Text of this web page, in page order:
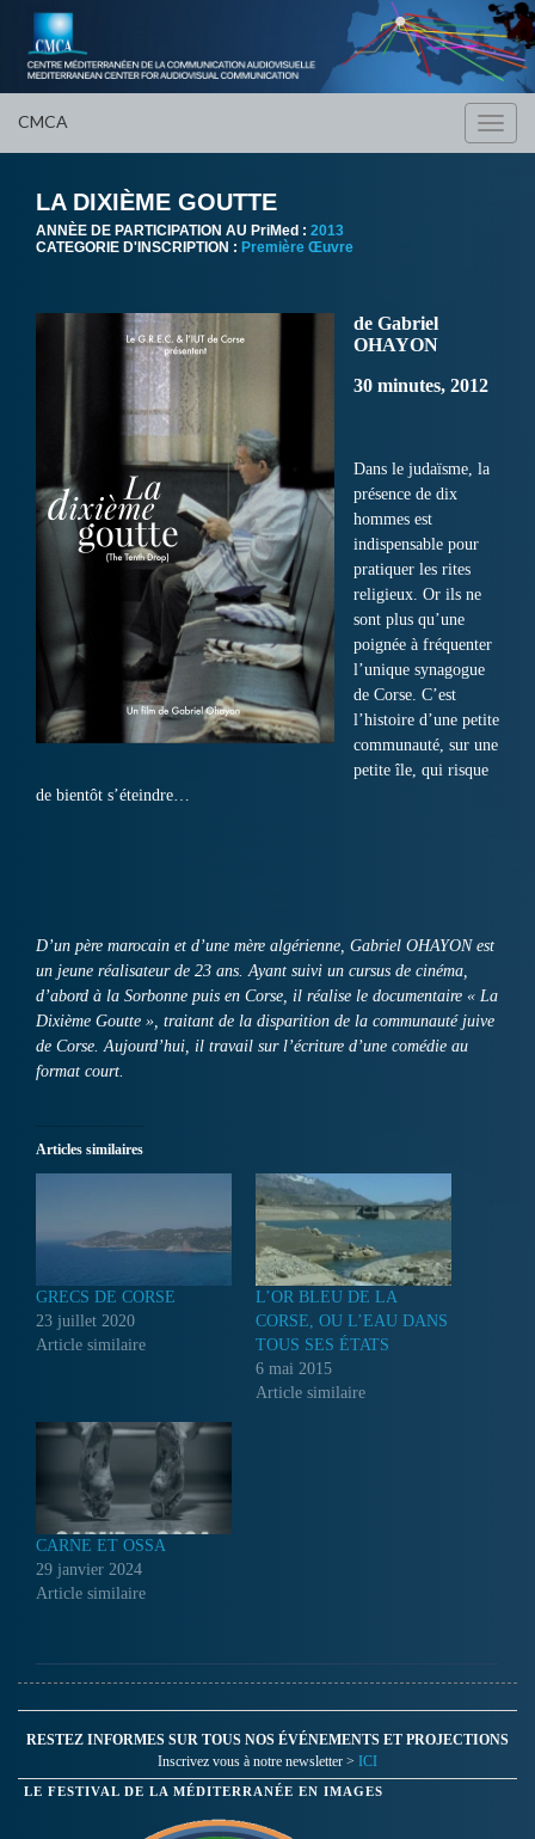
CMCA
LA DIXIÈME GOUTTE
ANNÈE DE PARTICIPATION AU PriMed : 2013
CATEGORIE D'INSCRIPTION : Première Œuvre
de Gabriel
OHAYON
30 minutes, 2012
Dans le judaïsme, la
présence de dix
hommes est
indispensable pour
pratiquer les rites
religieux. Or ils ne
sont plus qu’une
poignée à fréquenter
l’unique synagogue
de Corse. C’est
l’histoire d’une petite
communauté, sur une
petite île, qui risque
de bientôt s’éteindre…
D’un père marocain et d’une mère algérienne, Gabriel OHAYON est
un jeune réalisateur de 23 ans. Ayant suivi un cursus de cinéma,
d’abord à la Sorbonne puis en Corse, il réalise le documentaire « La
Dixième Goutte », traitant de la disparition de la communauté juive
de Corse. Aujourd’hui, il travail sur l’écriture d’une comédie au
format court.
Articles similaires
GRECS DE CORSE
23 juillet 2020
Article similaire
L’OR BLEU DE LA
CORSE, OU L’EAU DANS
TOUS SES ÉTATS
6 mai 2015
Article similaire
CARNE ET OSSA
29 janvier 2024
Article similaire
RESTEZ INFORMES SUR TOUS NOS ÉVÉNEMENTS ET PROJECTIONS
Inscrivez vous à notre newsletter > ICI
LE FESTIVAL DE LA MÉDITERRANÉE EN IMAGES